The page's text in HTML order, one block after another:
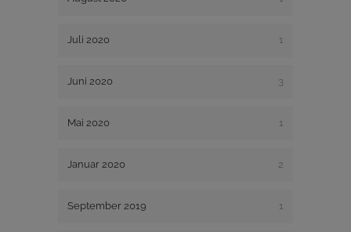
Juli 2020 1
Juni 2020 3
Mai 2020 1
Januar 2020 2
September 2019 1